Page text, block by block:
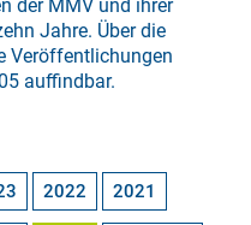
der MMV und ihrer
Jahre. Über die
Veröffentlichungen
auffindbar.
2022 2021